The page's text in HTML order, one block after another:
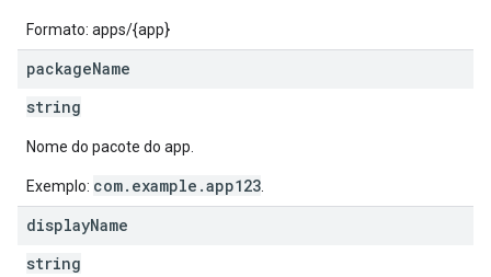
Formato: apps/{app}
packageName
string
Nome do pacote do app.
Exemplo: com.example.app123
displayName
string